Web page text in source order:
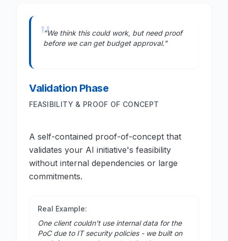
"We think this could work, but need proof
before we can get budget approval."
Validation Phase
FEASIBILITY & PROOF OF CONCEPT
A self-contained proof-of-concept that
validates your AI initiative's feasibility
without internal dependencies or large
commitments.
Real Example:
One client couldn't use internal data for the
PoC due to IT security policies - we built on